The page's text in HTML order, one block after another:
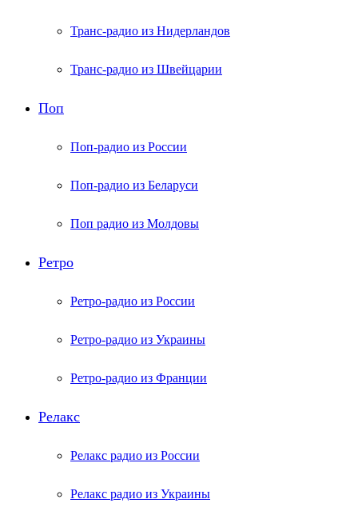
Транс-радио из Нидерландов
Транс-радио из Швейцарии
Поп
Поп-радио из России
Поп-радио из Беларуси
Поп радио из Молдовы
Ретро
Ретро-радио из России
Ретро-радио из Украины
Ретро-радио из Франции
Релакс
Релакс радио из России
Релакс радио из Украины